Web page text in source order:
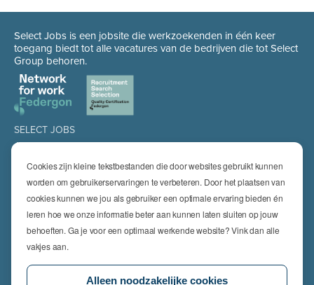
Cookies zijn kleine tekstbestanden die door websites gebruikt kunnen
worden om gebruikerservaringen te verbeteren. Door het plaatsen van
cookies kunnen we jou als gebruiker een optimale ervaring bieden én
leren hoe we onze informatie beter aan kunnen laten sluiten op jouw
behoeften. Ga je voor een optimaal werkende website? Vink dan alle
vakjes aan.
Alleen noodzakelijke cookies
Select Jobs is een jobsite die werkzoekenden in één keer
toegang biedt tot alle vacatures van de bedrijven die tot Select
Group behoren.
SELECT JOBS
Jobs
Job alert
SPECIALISATIES
Technics
High Technics & Engineering
Logistics
Finance & Insurance
Office